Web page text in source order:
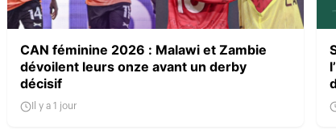
CAN féminine 2026 : Malawi et Zambie
dévoilent leurs onze avant un derby
décisif
Il y a 1 jour